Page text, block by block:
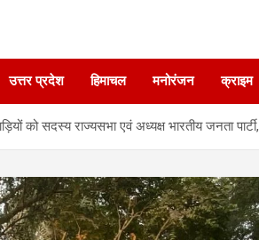
उत्तर प्रदेश हिमाचल मनोरंजन क्राइम
को सदस्य राज्यसभा एवं अध्यक्ष भारतीय जनता